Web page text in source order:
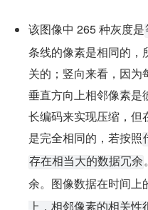
该图像中 265 种灰度是
条线的像素是相同的，
关的；竖向来看，因为
垂直方向上相邻像素是
长编码来实现压缩，但
是完全相同的，若按照
存在相当大的数据冗余
余。图像数据在时间上